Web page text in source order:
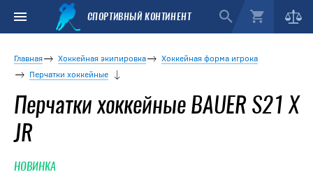
СПОРТИВНЫЙ КОНТИНЕНТ
Главная Хоккейная экипировка
Хоккейная форма игрока
Перчатки хоккейные
Перчатки хоккейные BAUER S21 X
JR
НОВИНКА